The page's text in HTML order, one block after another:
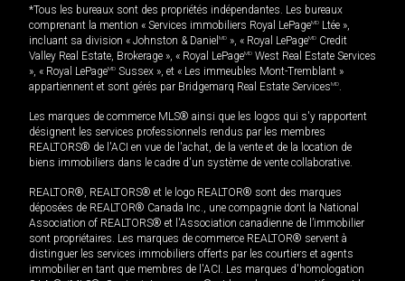
*Tous les bureaux sont des propriétés indépendantes. Les bureaux
comprenant la mention « Services immobiliers Royal LePageMD Ltée »,
incluant sa division « Johnston & Daniel MD », « Royal LePageMD Credit
Valley Real Estate, Brokerage », « Royal LePageMD West Real Estate Services
», « Royal LePageMD Sussex », et « Les immeubles Mont-Tremblant »
appartiennent et sont gérés par Bridgemarq Real Estate ServicesMD.
Les marques de commerce MLS® ainsi que les logos qui s'y rapportent
désignent les services professionnels rendus par les membres
REALTORS® de l'ACI en vue de l'achat, de la vente et de la location de
biens immobiliers dans le cadre d'un système de vente collaborative.
REALTOR®, REALTORS® et le logo REALTOR® sont des marques
déposées de REALTOR® Canada Inc., une compagnie dont la National
Association of REALTORS® et l'Association canadienne de l’immobilier
sont propriétaires. Les marques de commerce REALTOR® servent à
distinguer les services immobiliers offerts par les courtiers et agents
immobilier en tant que membres de l'ACI. Les marques d'homologation